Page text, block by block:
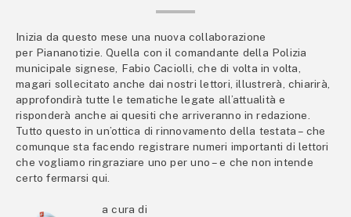
Inizia da questo mese una nuova collaborazione
per Piananotizie. Quella con il comandante della Polizia
municipale signese, Fabio Caciolli, che di volta in volta,
magari sollecitato anche dai nostri lettori, illustrerà, chiarirà,
approfondirà tutte le tematiche legate all’attualità e
risponderà anche ai quesiti che arriveranno in redazione.
Tutto questo in un’ottica di rinnovamento della testata – che
comunque sta facendo registrare numeri importanti di lettori
che vogliamo ringraziare uno per uno – e che non intende
certo fermarsi qui.
a cura di